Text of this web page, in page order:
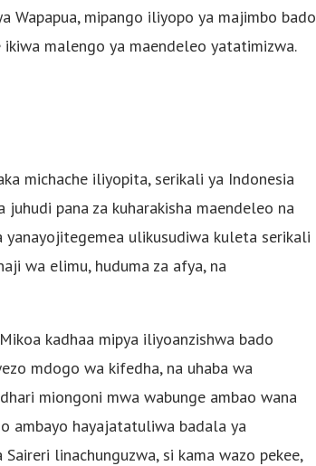
Wapapua, mipango iliyopo ya majimbo bado
malengo ya maendeleo yatatimizwa.
michache iliyopita, serikali ya Indonesia
juhudi pana za kuharakisha maendeleo na
yanayojitegemea ulikusudiwa kuleta serikali
wa elimu, huduma za afya, na
kadhaa mipya iliyoanzishwa bado
mdogo wa kifedha, na uhaba wa
miongoni mwa wabunge ambao wana
ambayo hayajatatuliwa badala ya
linachunguzwa, si kama wazo pekee,